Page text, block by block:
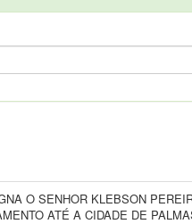
O SENHOR KLEBSON
ATÉ A CIDADE DE